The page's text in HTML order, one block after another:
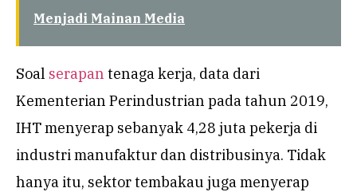
Menjadi Mainan Media
Soal serapan tenaga kerja, data dari
Kementerian Perindustrian pada tahun 2019,
IHT menyerap sebanyak 4,28 juta pekerja di
industri manufaktur dan distribusinya. Tidak
hanya itu, sektor tembakau juga menyerap